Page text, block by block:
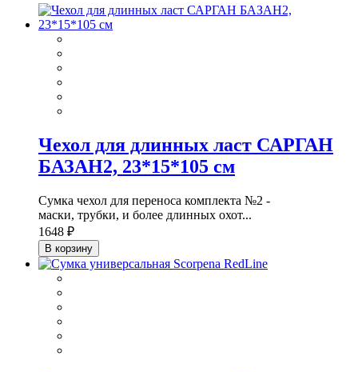
Чехол для длинных ласт САРГАН
БАЗАН2, 23*15*105 см
Сумка чехол для переноса комплекта №2 -
маски, трубки, и более длинных охот...
1648 ₽
В корзину